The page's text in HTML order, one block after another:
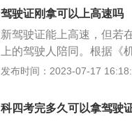
挂车。
者轮式专用机械车准驾车
车、中型客车、大型货车
在20周岁以上，60周岁以
2周岁以上，60周岁以下
重型牵引挂车准驾车型的
驾驶证刚拿可以上高速吗
新驾驶证能上高速，但若
上的驾驶人陪同。根据《
实习期内驾驶机动车上高
持有小型自动挡载客汽车
发布时间：2023-07-17
科四考完多久可以拿驾驶